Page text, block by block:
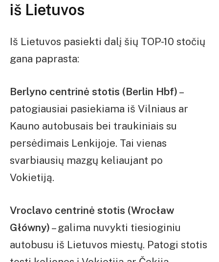
iš Lietuvos
Iš Lietuvos pasiekti dalį šių TOP-10 stočių
gana paprasta:
Berlyno centrinė stotis (Berlin Hbf) –
patogiausiai pasiekiama iš Vilniaus ar
Kauno autobusais bei traukiniais su
persėdimais Lenkijoje. Tai vienas
svarbiausių mazgų keliaujant po
Vokietiją.
Vroclavo centrinė stotis (Wrocław
Główny) – galima nuvykti tiesioginiu
autobusu iš Lietuvos miestų. Patogi stotis